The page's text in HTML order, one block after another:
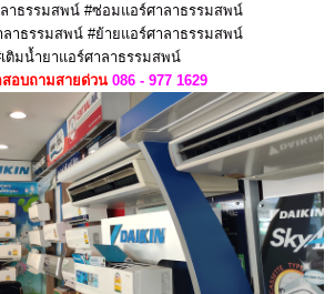
ลาธรรมสพน์ #ซ่อมแอร์ศาลาธรรมสพน์
ลาธรรมสพน์ #ย้ายแอร์ศาลาธรรมสพน์
ติมน้ำยาแอร์ศาลาธรรมสพน์
อบถามสายด่วน 086 - 977 1629